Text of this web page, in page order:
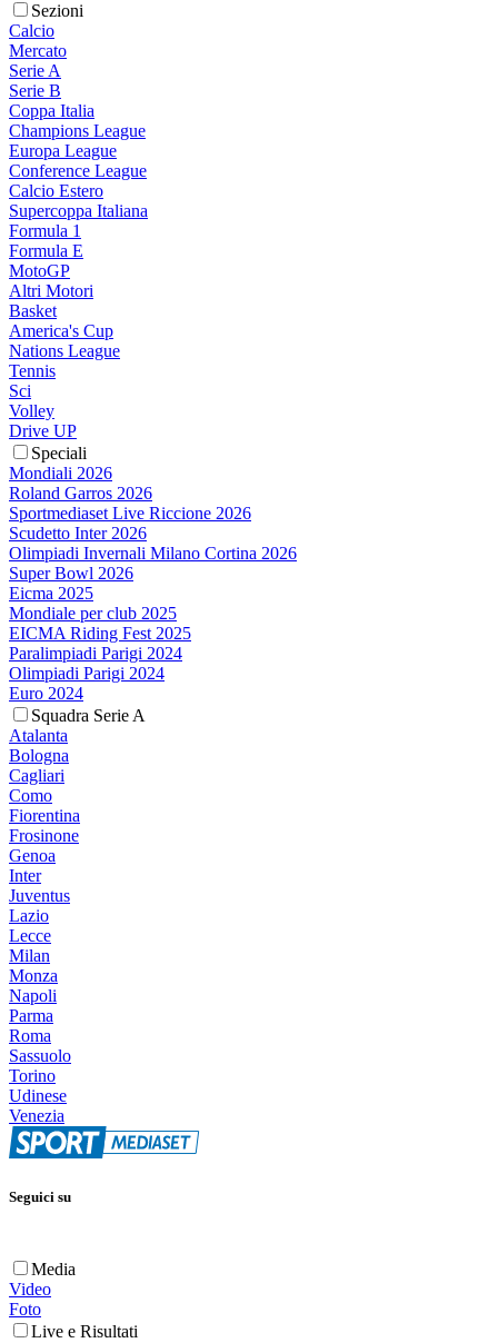
Sezioni
Calcio
Mercato
Serie A
Serie B
Coppa Italia
Champions League
Europa League
Conference League
Calcio Estero
Supercoppa Italiana
Formula 1
Formula E
MotoGP
Altri Motori
Basket
America's Cup
Nations League
Tennis
Sci
Volley
Drive UP
Speciali
Mondiali 2026
Roland Garros 2026
Sportmediaset Live Riccione 2026
Scudetto Inter 2026
Olimpiadi Invernali Milano Cortina 2026
Super Bowl 2026
Eicma 2025
Mondiale per club 2025
EICMA Riding Fest 2025
Paralimpiadi Parigi 2024
Olimpiadi Parigi 2024
Euro 2024
Squadra Serie A
Atalanta
Bologna
Cagliari
Como
Fiorentina
Frosinone
Genoa
Inter
Juventus
Lazio
Lecce
Milan
Monza
Napoli
Parma
Roma
Sassuolo
Torino
Udinese
Venezia
Seguici su
Media
Video
Foto
Live e Risultati